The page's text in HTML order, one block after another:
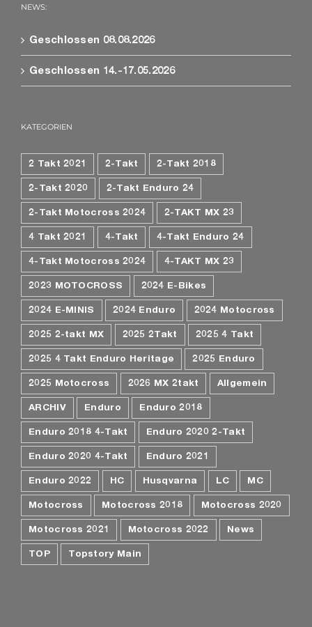
NEWS:
Geschlossen 08.08.2026
Geschlossen 14.-17.05.2026
KATEGORIEN
2 Takt 2021 2-Takt 2-Takt 2018
2-Takt 2020 2-Takt Enduro 24
2-Takt Motocross 2024 2-TAKT MX 23
4 Takt 2021 4-Takt 4-Takt Enduro 24
4-Takt Motocross 2024 4-TAKT MX 23
2023 MOTOCROSS 2024 E-Bikes
2024 E-MINIS 2024 Enduro 2024 Motocross
2025 2-takt MX 2025 2Takt 2025 4 Takt
2025 4 Takt Enduro Heritage 2025 Enduro
2025 Motocross 2026 MX 2takt Allgemein
ARCHIV Enduro Enduro 2018
Enduro 2018 4-Takt Enduro 2020 2-Takt
Enduro 2020 4-Takt Enduro 2021
Enduro 2022 HC Husqvarna LC MC
Motocross Motocross 2018 Motocross 2020
Motocross 2021 Motocross 2022 News
TOP Topstory Main